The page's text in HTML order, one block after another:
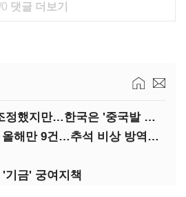
댓글 더보기
세계성장률 상향 조정했지만…한국은 '중국발 살얼음판'
아프리카돼지열병 올해만 9건…추석 비상 방역에 '총력'
기금' 궁여지책